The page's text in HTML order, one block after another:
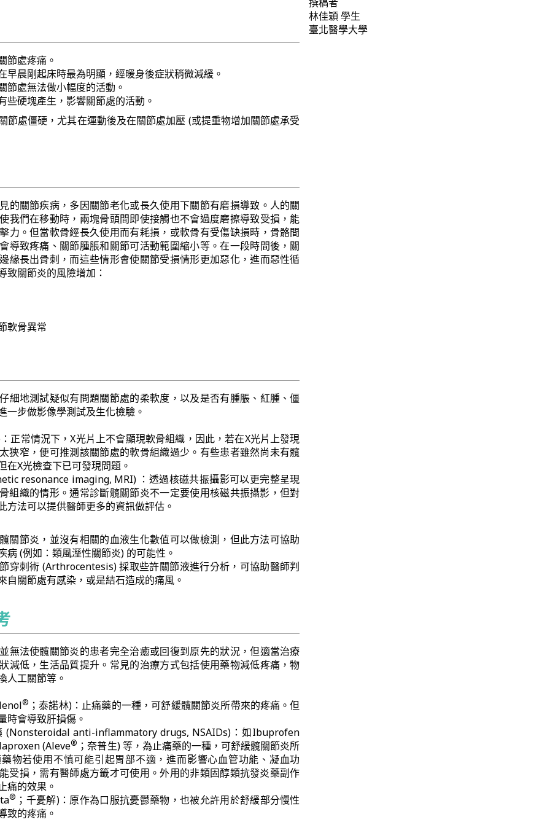
節處疼痛。
早晨剛起床時最為明顯，經暖身後症狀稍微減緩。
節處無法做小幅度的活動。
些硬塊產生，影響關節處的活動。
節處僵硬，尤其在運動後及在關節處加壓 (或提重物增加關節處承受
的關節疾病，多因關節老化或長久使用下關節有磨損導致。人的關
我們在移動時，兩塊骨頭間即使接觸也不會過度磨擦導致受損，能
力。但當軟骨經長久使用而有耗損，或軟骨有受傷缺損時，骨骼間
導致疼痛、關節腫脹和關節可活動範圍縮小等。在一段時間後，關
緣長出骨刺，而這些情形會使關節受損情形更加惡化，進而惡性循
致關節炎的風險增加：
軟骨異常
細地測試疑似有問題關節處的柔軟度，以及是否有腫脹、紅腫、僵
一步做影像學測試及生化檢驗。
正常情況下，X光片上不會顯現軟骨組織，因此，若在X光片上發現
狹窄，便可推測該關節處的軟骨組織過少。有些患者雖然尚未有髖
在X光檢查下已可發現問題。
resonance imaging, MRI) ：透過核磁共振攝影可以更完整呈現
組織的情形。通常診斷髖關節炎不一定要使用核磁共振攝影，但對
方法可以提供醫師更多的資訊做評估。
關節炎，並沒有相關的血液生化數值可以做檢測，但此方法可協助
病 (例如：類風溼性關節炎) 的可能性。
穿刺術 (Arthrocentesis) 採取些許關節液進行分析，可協助醫師判
自關節處有感染，或是結石造成的痛風。
無法使髖關節炎的患者完全治癒或回復到原先的狀況，但適當治療
減低，生活品質提升。常見的治療方式包括使用藥物減低疼痛，物
人工關節等。
® ；泰諾林)：止痛藥的一種，可舒緩髖關節炎所帶來的疼痛。但
時會導致肝損傷。
(Nonsteroidal anti-inflammatory drugs, NSAIDs)：如Ibuprofen
(Aleve® ；奈普生) 等，為止痛藥的一種，可舒緩髖關節炎所
物若使用不慎可能引起胃部不適，進而影響心血管功能、凝血功
受損，需有醫師處方籤才可使用。外用的非類固醇類抗發炎藥副作
痛的效果。
® ；千憂解)：原作為口服抗憂鬱藥物，也被允許用於舒緩部分慢性
致的疼痛。
林佳穎 學生
臺北醫學大學